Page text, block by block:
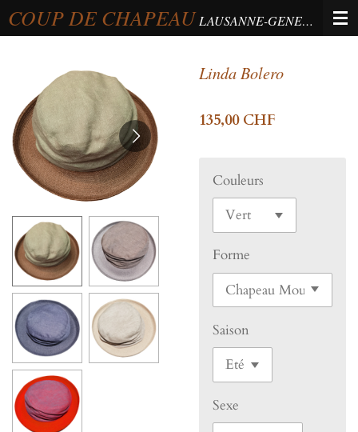
Passer
au
principal
COUP DE CHAPEAU LAUSANNE-GENEVA-BERNE
Linda Bolero
135,00 CHF
Couleurs
Forme
Saison
Sexe